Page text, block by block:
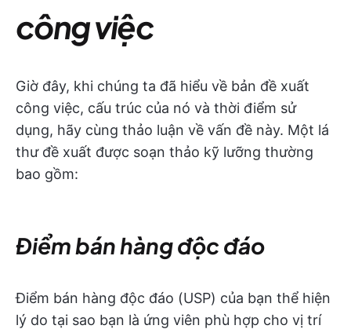
công việc
Giờ đây, khi chúng ta đã hiểu về bản đề xuất
công việc, cấu trúc của nó và thời điểm sử
dụng, hãy cùng thảo luận về vấn đề này. Một lá
thư đề xuất được soạn thảo kỹ lưỡng thường
bao gồm:
Điểm bán hàng độc đáo
Điểm bán hàng độc đáo (USP) của bạn thể hiện
lý do tại sao bạn là ứng viên phù hợp cho vị trí